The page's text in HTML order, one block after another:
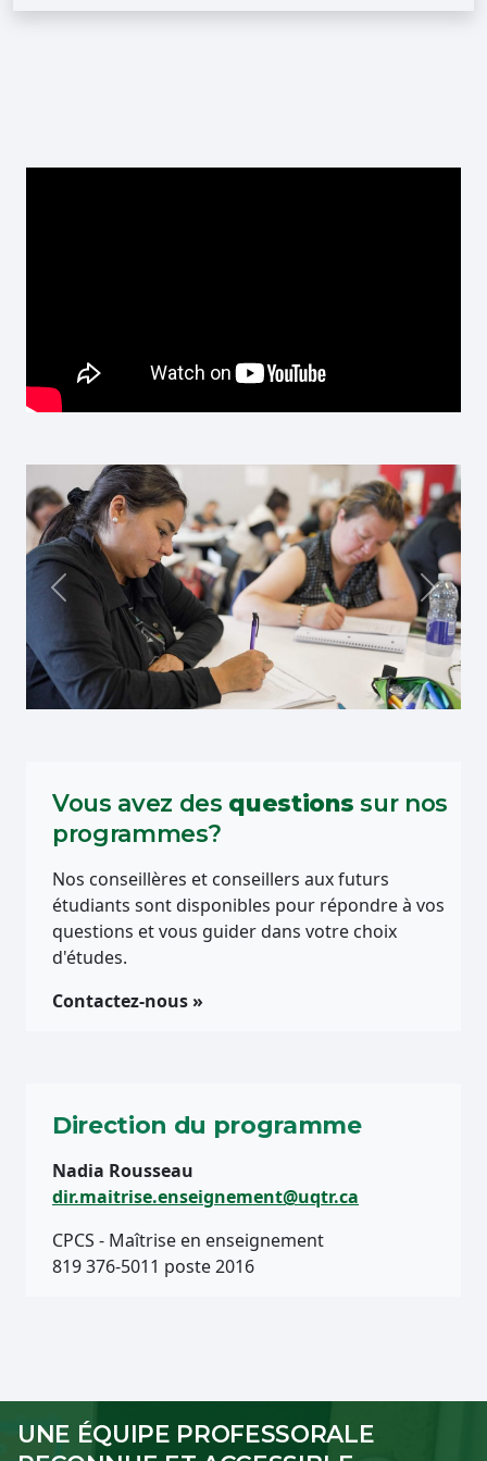
Précédent Suivant
Vous avez des questions sur nos
programmes?
Nos conseillères et conseillers aux futurs
étudiants sont disponibles pour répondre à vos
questions et vous guider dans votre choix
d'études.
Contactez-nous »
Direction du programme
Nadia Rousseau
dir.maitrise.enseignement@uqtr.ca
CPCS - Maîtrise en enseignement
819 376-5011 poste 2016
UNE ÉQUIPE PROFESSORALE